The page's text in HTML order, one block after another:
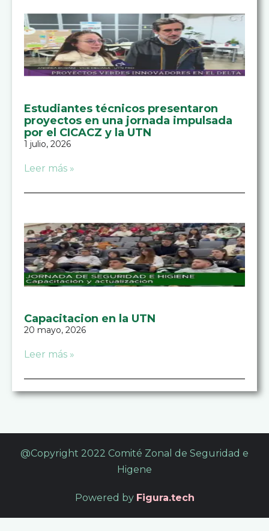
Estudiantes técnicos presentaron
proyectos en una jornada impulsada
por el CICACZ y la UTN
1 julio, 2026
Leer más »
Capacitacion en la UTN
20 mayo, 2026
Leer más »
@Copyright 2022 Comité Zonal de Seguridad e
Higene
Powered by Figura.tech